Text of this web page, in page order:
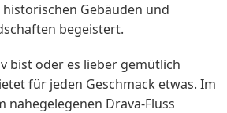
Gebäuden und
begeistert.
bist oder es lieber gemütlich
für jeden Geschmack etwas. Im
nahegelegenen Drava-Fluss